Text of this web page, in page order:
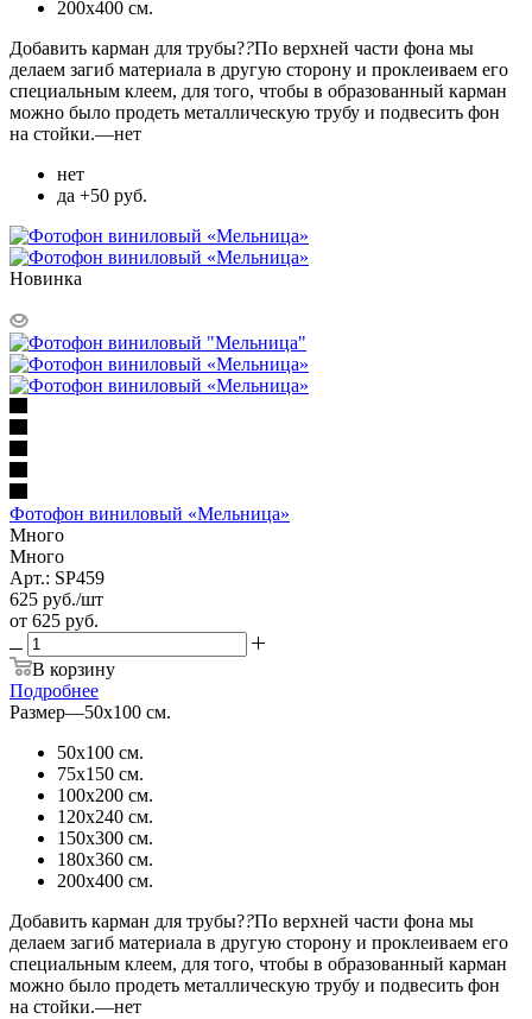
200х400 см.
Добавить карман для трубы??По верхней части фона мы
делаем загиб материала в другую сторону и проклеиваем его
специальным клеем, для того, чтобы в образованный карман
можно было продеть металлическую трубу и подвесить фон
на стойки.—нет
нет
да +50 руб.
Новинка
Фотофон виниловый «Мельница»
Много
Много
Арт.: SP459
625 руб./шт
от 625 руб.
В корзину
Подробнее
Размер—50х100 см.
50х100 см.
75х150 см.
100х200 см.
120х240 см.
150х300 см.
180х360 см.
200х400 см.
Добавить карман для трубы??По верхней части фона мы
делаем загиб материала в другую сторону и проклеиваем его
специальным клеем, для того, чтобы в образованный карман
можно было продеть металлическую трубу и подвесить фон
на стойки.—нет